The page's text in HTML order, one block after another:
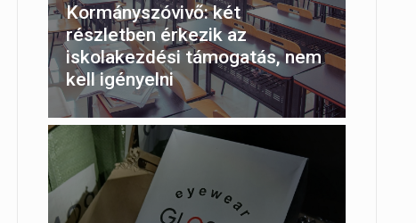
Kormányszóvivő: két
részletben érkezik az
iskolakezdési támogatás, nem
kell igényelni